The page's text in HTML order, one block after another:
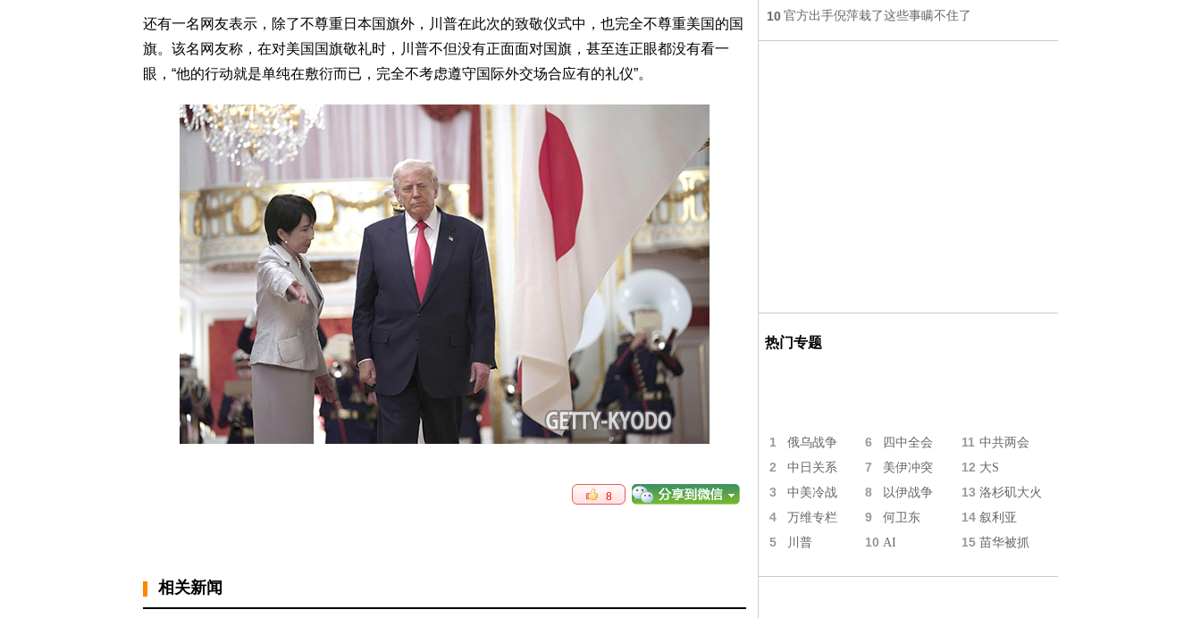
还有一名网友表示，除了不尊重日本国旗外，川普在此次的致敬仪式中，也完全不尊重美国的国
旗。该名网友称，在对美国国旗敬礼时，川普不但没有正面面对国旗，甚至连正眼都没有看一
眼，“他的行动就是单纯在敷衍而已，完全不考虑遵守国际外交场合应有的礼仪”。
8
相关新闻
10 官方出手倪萍栽了这些事瞒不住了
热门专题
1 俄乌战争 6 四中全会 11 中共两会
2 中日关系 7 美伊冲突 12 大S
3 中美冷战 8 以伊战争 13 洛杉矶大火
4 万维专栏 9 何卫东 14 叙利亚
5 川普 10 AI 15 苗华被抓